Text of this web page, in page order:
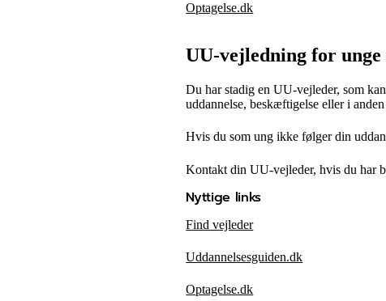
Optagelse.dk
UU-vejledning for unge
Du har stadig en UU-vejleder, som
uddannelse, beskæftigelse eller i
Hvis du som ung ikke følger din
Kontakt din UU-vejleder, hvis du har
Nyttige links
Find vejleder
Uddannelsesguiden.dk
Optagelse.dk